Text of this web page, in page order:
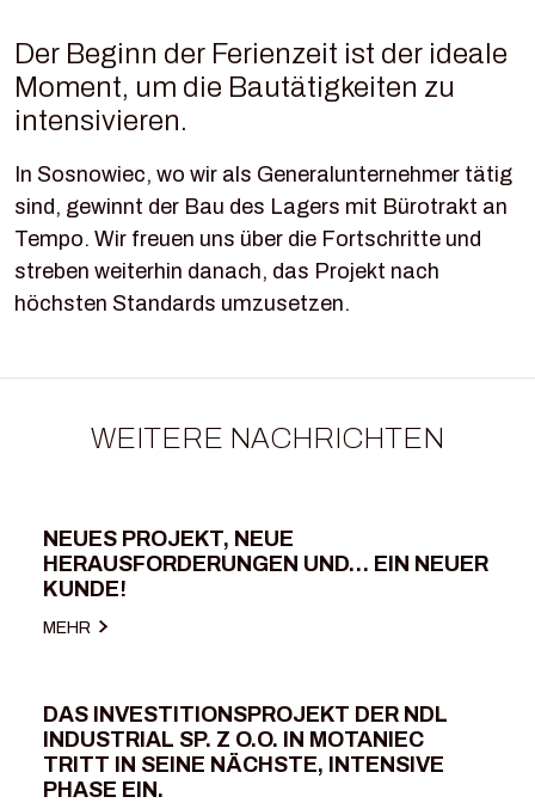
Der Beginn der Ferienzeit ist der ideale
Moment, um die Bautätigkeiten zu
intensivieren.
In Sosnowiec, wo wir als Generalunternehmer tätig
sind, gewinnt der Bau des Lagers mit Bürotrakt an
Tempo. Wir freuen uns über die Fortschritte und
streben weiterhin danach, das Projekt nach
höchsten Standards umzusetzen.
WEITERE NACHRICHTEN
23.04.2026
NEUES PROJEKT, NEUE
HERAUSFORDERUNGEN UND… EIN NEUER
KUNDE!
MEHR
06.03.2026
DAS INVESTITIONSPROJEKT DER NDL
INDUSTRIAL SP. Z O.O. IN MOTANIEC
TRITT IN SEINE NÄCHSTE, INTENSIVE
PHASE EIN.